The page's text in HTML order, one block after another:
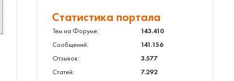
Статистика портала
Тем на Форуме:
143.410
Сообщений:
141.156
Отзывов:
3.577
Статей:
7.292